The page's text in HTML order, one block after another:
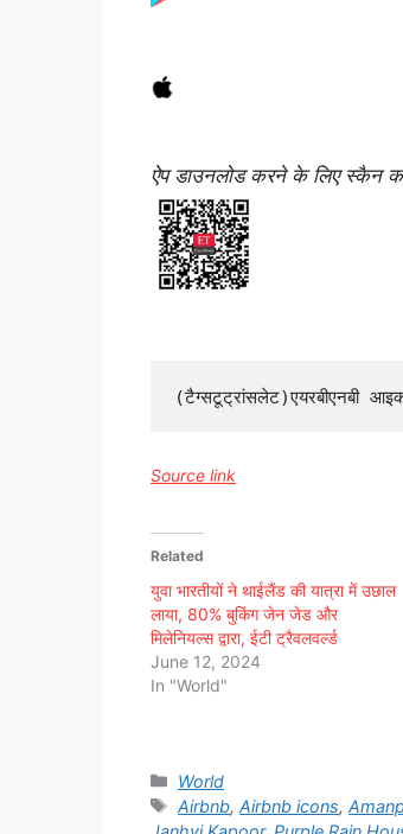
ऐप डाउनलोड करने के लिए स्कैन
Source link
Related
युवा भारतीयों ने थाईलैंड की यात्रा में उछाल
लाया, 80% बुकिंग जेन जेड और
मिलेनियल्स द्वारा, ईटी ट्रैवलवर्ल्ड
June 12, 2024
In "World"
Categories
World
Tags
Airbnb,Airbnb icons,